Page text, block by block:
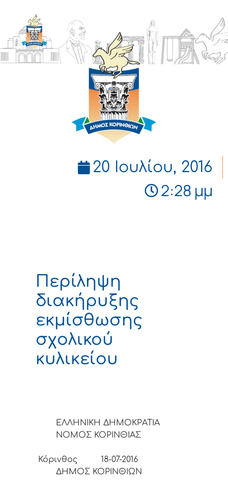
ΔΗΜΟΣ
ΚΟΡΙΝΘΙΩΝ
20 Ιουλίου, 2016
2:28 μμ
Περίληψη
διακήρυξης
εκμίσθωσης
σχολικού
κυλικείου
ΕΛΛΗΝΙΚΗ ΔΗΜΟΚΡΑΤΙΑ
ΝΟΜΟΣ ΚΟΡΙΝΘΙΑΣ
Κόρινθος 18-07-2016
ΔΗΜΟΣ ΚΟΡΙΝΘΙΩΝ